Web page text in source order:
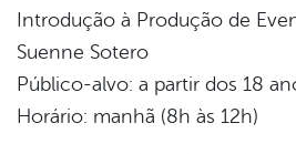
Introdução à Produção de
Suenne Sotero
Público-alvo: a partir dos 18
Horário: manhã (8h às 12h)